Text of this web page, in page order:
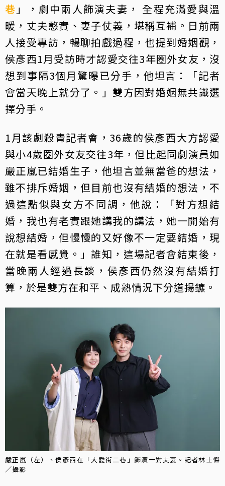
巷 」，劇中兩人飾演夫妻， 全程充滿愛與溫
暖，丈夫憨實、妻子仗義，堪稱互補。日前兩
人接受專訪，暢聊拍戲過程，也提到婚姻觀，
侯彥西1月受訪時才認愛交往3年圈外女友，沒
想到事隔3個月驚曝已分手，他坦言：「記者
會當天晚上就分了。」雙方因對婚姻無共識選
擇分手。
1月該劇殺青記者會，36歲的侯彥西大方認愛
與小4歲圈外女友交往3年，但比起同劇演員如
嚴正嵐已結婚生子，他坦言並無當爸的想法，
雖不排斥婚姻，但目前也沒有結婚的想法，不
過這點似與女方不同調，他說：「對方想結
婚，我也有老實跟她講我的講法，她一開始有
說想結婚，但慢慢的又好像不一定要結婚，現
在就是看感覺。」誰知，這場記者會結束後，
當晚兩人經過長談，侯彥西仍然沒有結婚打
算，於是雙方在和平、成熟情況下分道揚鑣。
嚴正嵐（左）、侯彥西在「大愛街二巷」飾演一對夫妻。記者林士傑
／攝影